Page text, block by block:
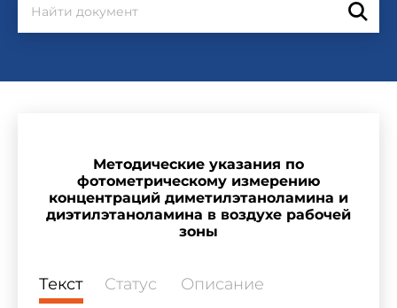
Методические указания по
фотометрическому измерению
концентраций диметилэтаноламина и
диэтилэтаноламина в воздухе рабочей
зоны
Текст Статус Описание